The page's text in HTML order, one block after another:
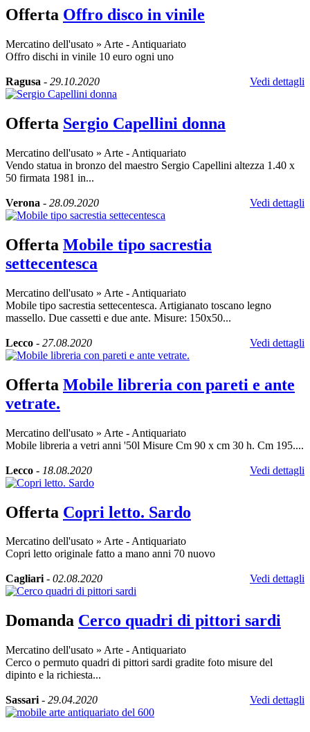
Offerta Offro disco in vinile
Mercatino dell'usato » Arte - Antiquariato
Offro dischi in vinile 10 euro ogni uno
Ragusa - 29.10.2020 Vedi dettagli
Offerta Sergio Capellini donna
Mercatino dell'usato » Arte - Antiquariato
Vendo statua in bronzo del maestro Sergio Capellini altezza 1.40 x
50 firmata 1981 in...
Verona - 28.09.2020 Vedi dettagli
Offerta Mobile tipo sacrestia
settecentesca
Mercatino dell'usato » Arte - Antiquariato
Mobile tipo sacrestia settecentesca. Artigianato toscano legno
massello. Due cassetti e due ante. Misure: 150x50...
Lecco - 27.08.2020 Vedi dettagli
Offerta Mobile libreria con pareti e ante
vetrate.
Mercatino dell'usato » Arte - Antiquariato
Mobile libreria a vetri anni '50l Misure Cm 90 x cm 30 h. Cm 195....
Lecco - 18.08.2020 Vedi dettagli
Offerta Copri letto. Sardo
Mercatino dell'usato » Arte - Antiquariato
Copri letto originale fatto a mano anni 70 nuovo
Cagliari- 02.08.2020 Vedi dettagli
Domanda Cerco quadri di pittori sardi
Mercatino dell'usato » Arte - Antiquariato
Cerco o permuto quadri di pittori sardi gradite foto misure del
dipinto e la richiesta...
Sassari - 29.04.2020 Vedi dettagli